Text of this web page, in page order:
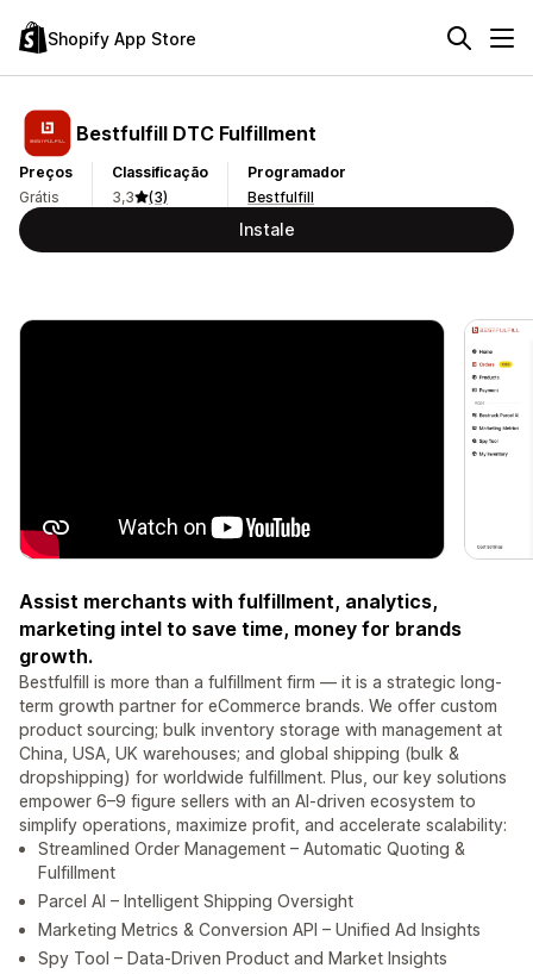
Shopify App Store
Bestfulfill DTC Fulfillment
Preços
Grátis
Classificação
3,3
(3)
Programador
Bestfulfill
Instale
Assist merchants with fulfillment, analytics,
marketing intel to save time, money for brands
growth.
Bestfulfill is more than a fulfillment firm — it is a strategic long-
term growth partner for eCommerce brands. We offer custom
product sourcing; bulk inventory storage with management at
China, USA, UK warehouses; and global shipping (bulk &
dropshipping) for worldwide fulfillment. Plus, our key solutions
empower 6–9 figure sellers with an AI-driven ecosystem to
simplify operations, maximize profit, and accelerate scalability:
Streamlined Order Management – Automatic Quoting &
Fulfillment
Parcel AI – Intelligent Shipping Oversight
Marketing Metrics & Conversion API – Unified Ad Insights
Spy Tool – Data-Driven Product and Market Insights